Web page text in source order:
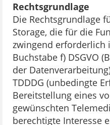
Rechtsgrundlage
Die Rechtsgrundlage
Storage, die für die
zwingend erforderlich
Buchstabe f) DSGVO
der
TDDDG (unbedingte
Bereitstellung eines
gewünschten
berechtigte Interesse